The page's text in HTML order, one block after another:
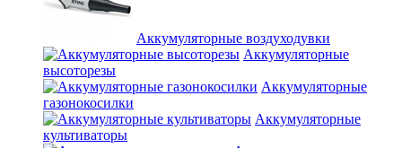
Аккумуляторные воздуходувки
Аккумуляторные
высоторезы
Аккумуляторные
газонокосилки
Аккумуляторные
культиваторы